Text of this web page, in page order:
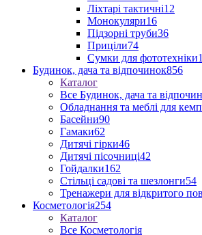
Ліхтарі тактичні12
Монокуляри16
Підзорні труби36
Приціли74
Сумки для фототехніки
Будинок, дача та відпочинок856
Каталог
Все Будинок, дача та
Обладнання та меблі для
Басейни90
Гамаки62
Дитячі гірки46
Дитячі пісочниці42
Гойдалки162
Стільці садові та шезлонги54
Тренажери для відкритого
Косметологія254
Каталог
Все Косметологія